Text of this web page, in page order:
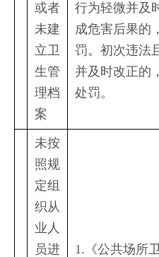
或者
未建
立卫
生管
理档
案
行为轻微并及
成危害后果的
罚。初次违法
并及时改正的
处罚。
未按
照规
定组
织从
业人
员进
1.《公共场所